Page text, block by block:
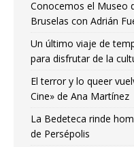
Conocemos el Museo
Bruselas con Adrián
Un último viaje de
para disfrutar de la
El terror y lo queer
Cine» de Ana Martínez
La Bedeteca rinde
de Persépolis